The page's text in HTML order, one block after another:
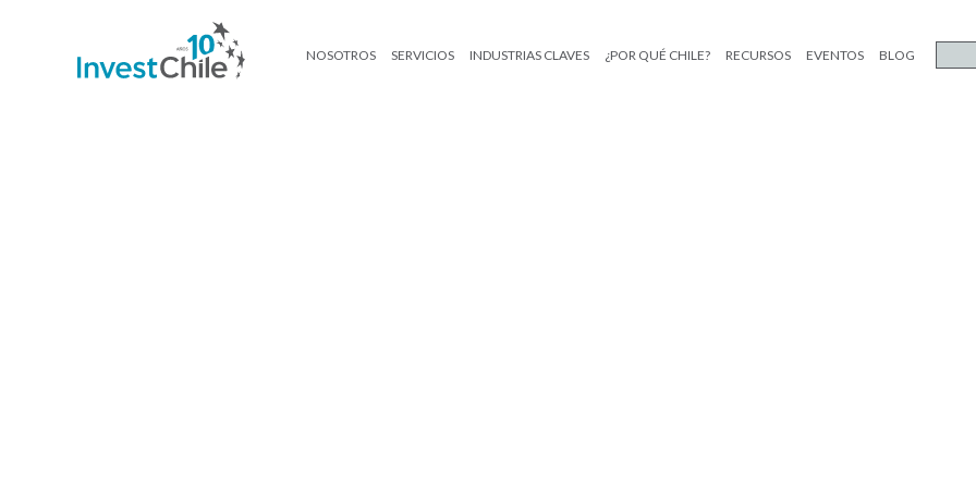
NOSOTROS SERVICIOS INDUSTRIAS CLAVES ¿POR QUÉ CHILE? RECURSOS EVENTOS BLOG